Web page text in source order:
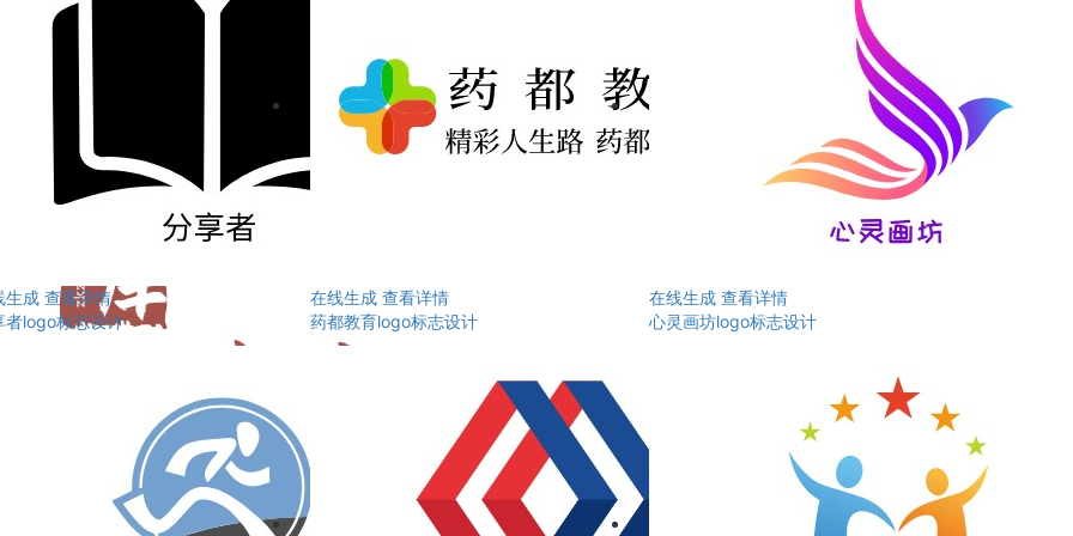
生成 查看详情
者logo标志设计
在线生成 查看详情
药都教育logo标志设计
在线生成 查看详情
心灵画坊logo标志设计